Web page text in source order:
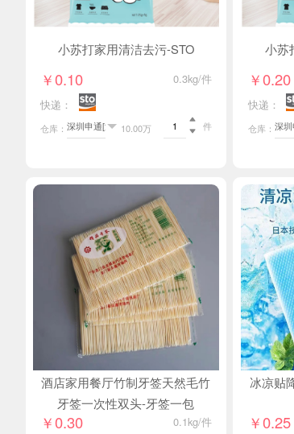
小苏打家用清洁去污-STO
￥0.10
0.3kg/件
快递：
仓库： 10.00万


件
小苏
￥0.20
快递：
仓库：
酒店家用餐厅竹制牙签天然毛竹
牙签一次性双头-牙签一包
￥0.30
0.1kg/件
冰凉贴
￥0.25